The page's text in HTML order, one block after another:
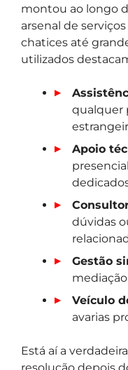
montou ao longo
arsenal de
chatices até
utilizados
qualquer
Apoio
dúvidas
Gestão
Veículo
avarias
Está aí a